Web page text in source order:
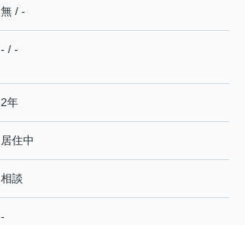
無 / -
- / -
2年
居住中
相談
-